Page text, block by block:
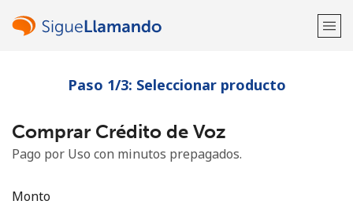
¡Bienvenido!
¿Ya tienes una cuenta?Inicia sesión →
Paso 1/3: Seleccionar producto
Comprar Crédito de Voz
Pago por Uso con minutos prepagados.
Monto